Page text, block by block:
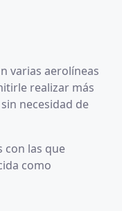
varias aerolíneas
realizar más
necesidad de
con las que
como